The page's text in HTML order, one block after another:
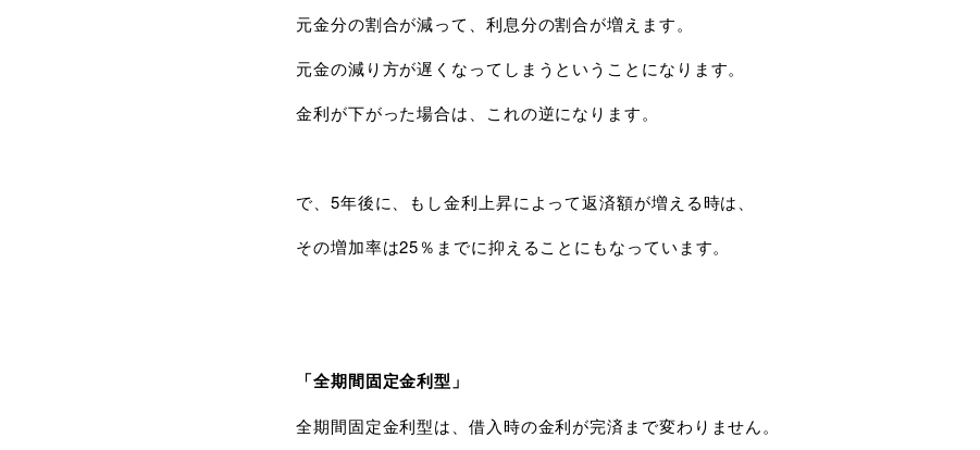
元金分の割合が減って、利息分の割合が増えます。
元金の減り方が遅くなってしまうということになります。
金利が下がった場合は、これの逆になります。
で、5年後に、もし金利上昇によって返済額が増える時は、
その増加率は25％までに抑えることにもなっています。
「全期間固定金利型」
全期間固定金利型は、借入時の金利が完済まで変わりません。